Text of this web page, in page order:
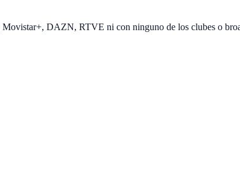
DAZN, RTVE ni con ninguno de los clubes o